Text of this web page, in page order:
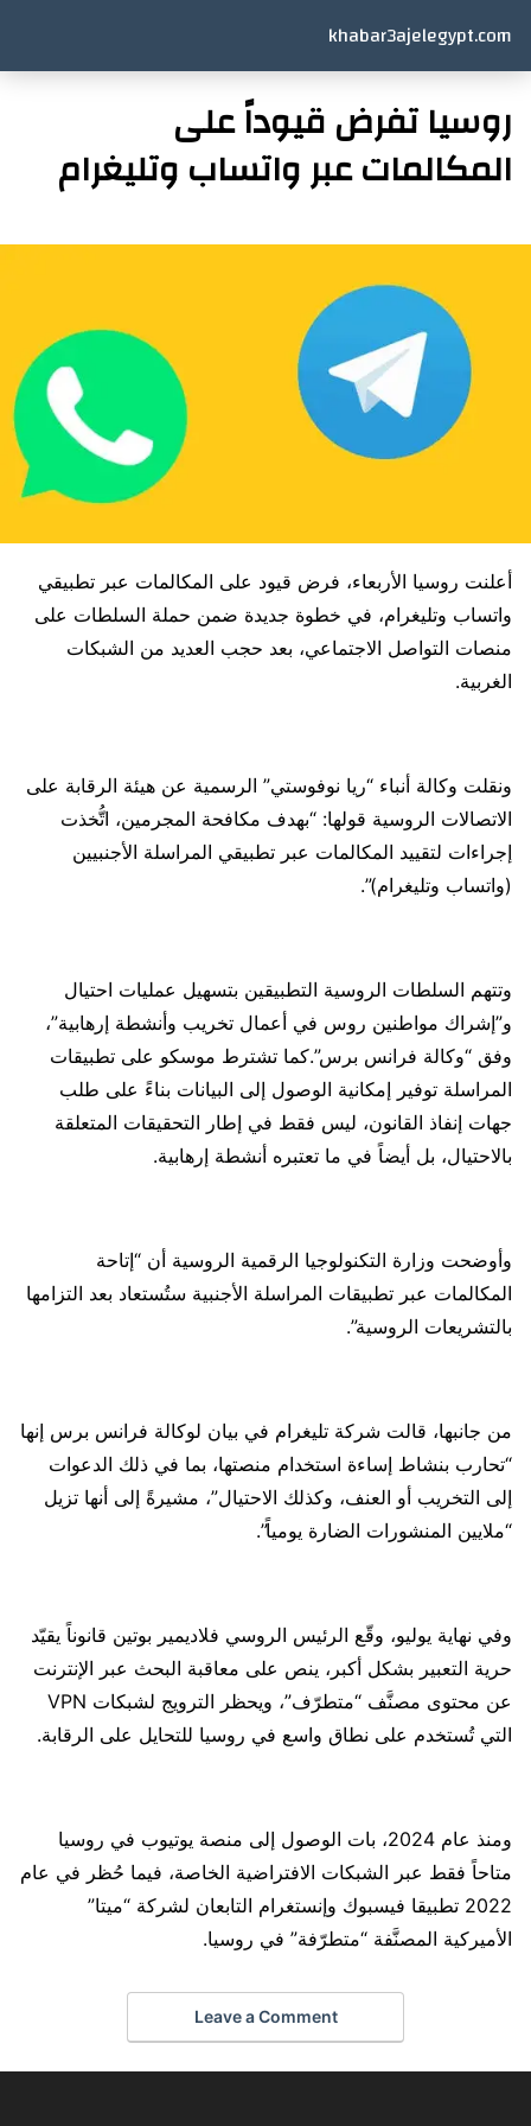
khabar3ajelegypt.com
روسيا تفرض قيوداً على
المكالمات عبر واتساب وتليغرام
أعلنت روسيا الأربعاء، فرض قيود على المكالمات عبر تطبيقي
واتساب وتليغرام، في خطوة جديدة ضمن حملة السلطات على
منصات التواصل الاجتماعي، بعد حجب العديد من الشبكات
الغربية.
ونقلت وكالة أنباء “ريا نوفوستي” الرسمية عن هيئة الرقابة على
الاتصالات الروسية قولها: “بهدف مكافحة المجرمين، اتُّخذت
إجراءات لتقييد المكالمات عبر تطبيقي المراسلة الأجنبيين
(واتساب وتليغرام)”.
وتتهم السلطات الروسية التطبيقين بتسهيل عمليات احتيال
و”إشراك مواطنين روس في أعمال تخريب وأنشطة إرهابية”،
وفق “وكالة فرانس برس”.كما تشترط موسكو على تطبيقات
المراسلة توفير إمكانية الوصول إلى البيانات بناءً على طلب
جهات إنفاذ القانون، ليس فقط في إطار التحقيقات المتعلقة
بالاحتيال، بل أيضاً في ما تعتبره أنشطة إرهابية.
وأوضحت وزارة التكنولوجيا الرقمية الروسية أن “إتاحة
المكالمات عبر تطبيقات المراسلة الأجنبية ستُستعاد بعد التزامها
بالتشريعات الروسية”.
من جانبها، قالت شركة تليغرام في بيان لوكالة فرانس برس إنها
“تحارب بنشاط إساءة استخدام منصتها، بما في ذلك الدعوات
إلى التخريب أو العنف، وكذلك الاحتيال”، مشيرةً إلى أنها تزيل
“ملايين المنشورات الضارة يومياً”.
وفي نهاية يوليو، وقّع الرئيس الروسي فلاديمير بوتين قانوناً يقيّد
حرية التعبير بشكل أكبر، ينص على معاقبة البحث عبر الإنترنت
عن محتوى مصنَّف “متطرّف”، ويحظر الترويج لشبكات VPN
التي تُستخدم على نطاق واسع في روسيا للتحايل على الرقابة.
ومنذ عام 2024، بات الوصول إلى منصة يوتيوب في روسيا
متاحاً فقط عبر الشبكات الافتراضية الخاصة، فيما حُظر في عام
2022 تطبيقا فيسبوك وإنستغرام التابعان لشركة “ميتا”
الأميركية المصنَّفة “متطرّفة” في روسيا.
Leave a Comment